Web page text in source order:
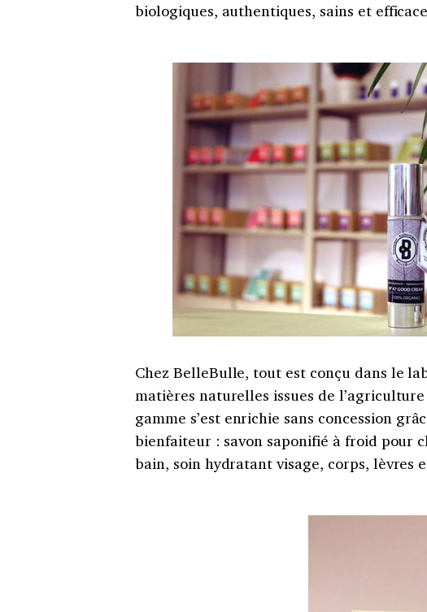
biologiques, authentiques, sains et
Chez BelleBulle, tout est conçu dans le
matières naturelles issues de
gamme s’est enrichie sans concession
bienfaiteur : savon saponifié à froid pour
bain, soin hydratant visage, corps, lèvres